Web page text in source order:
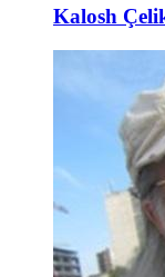
Kalosh